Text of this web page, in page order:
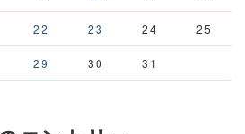
22 23 24 25
29 30 31